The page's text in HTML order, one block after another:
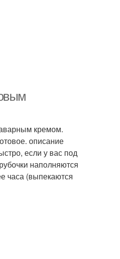
кремом.
описание
если у вас под
наполняются
часа (выпекаются